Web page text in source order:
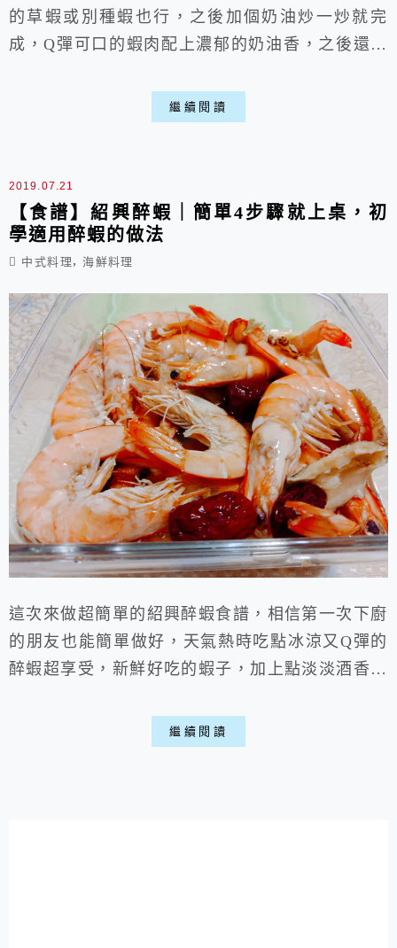
的草蝦或別種蝦也行，之後加個奶油炒一炒就完
成，Q彈可口的蝦肉配上濃郁的奶油香，之後還有
蝦 材料: 蔥*5根 香油*1小匙 草蝦*600g 奶油
*100g 蒜頭*4個 薑片*5片 洋蔥*1個 魚露*1小匙
1.洋蔥、蔥、薑片、蒜頭都切碎末。 ...
繼續閱讀
2019.07.21
【食譜】紹興醉蝦｜簡單4步驟就上桌，初
學適用醉蝦的做法
中式料理 , 海鮮料理
這次來做超簡單的紹興醉蝦食譜，相信第一次下廚
的朋友也能簡單做好，天氣熱時吃點冰涼又Q彈的
醉蝦超享受，新鮮好吃的蝦子，加上點淡淡酒香，
繼續閱讀